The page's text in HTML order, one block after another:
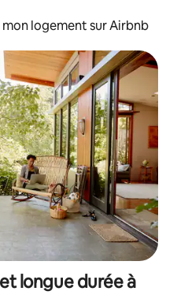
logement sur Airbnb
longue durée à